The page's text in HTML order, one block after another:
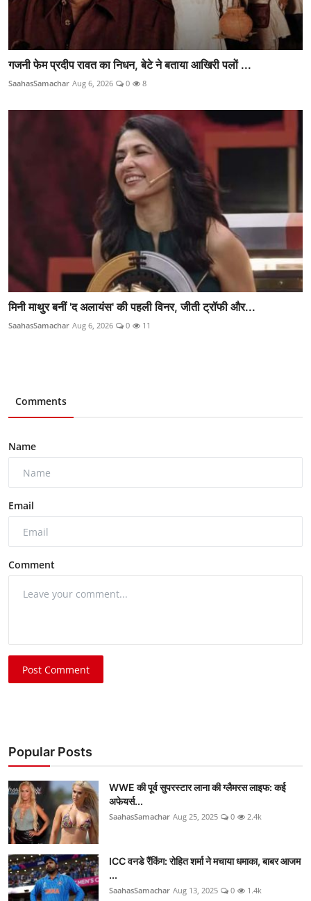
गजनी फेम प्रदीप रावत का निधन, बेटे ने बताया आखिरी पलों ...
SaahasSamachar Aug 6, 2026 0 8
मिनी माथुर बनीं 'द अलायंस' की पहली विनर, जीती ट्रॉफी और...
SaahasSamachar Aug 6, 2026 0 11
Comments
Name
Email
Comment
Post Comment
Popular Posts
WWE की पूर्व सुपरस्टार लाना की ग्लैमरस लाइफ: कई
अफेयर्स...
SaahasSamachar Aug 25, 2025 0 2.4k
ICC वनडे रैंकिंग: रोहित शर्मा ने मचाया धमाका, बाबर आजम
...
SaahasSamachar Aug 13, 2025 0 1.4k